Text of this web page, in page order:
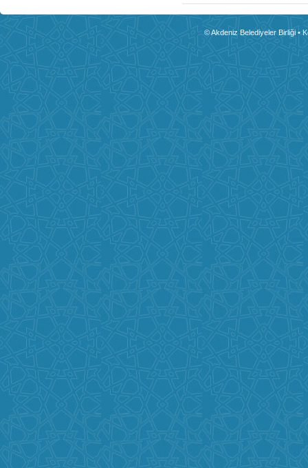
© Akdeniz Belediyeler Birliği •